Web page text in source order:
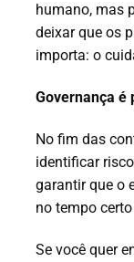
humano, mas
deixar que os
importa: o
Governança é
No fim das
identificar
garantir que o
no tempo
Se você quer